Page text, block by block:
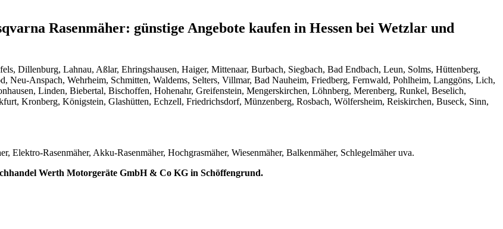
Rasenmäher: günstige Angebote kaufen in Hessen bei Wetzlar und
Dillenburg, Lahnau, Aßlar, Ehringshausen, Haiger, Mittenaar, Burbach, Siegbach, Bad Endbach, Leun, Solms, Hüttenberg,
Neu-Anspach, Wehrheim, Schmitten, Waldems, Selters, Villmar, Bad Nauheim, Friedberg, Fernwald, Pohlheim, Langgöns, Lich,
Linden, Biebertal, Bischoffen, Hohenahr, Greifenstein, Mengerskirchen, Löhnberg, Merenberg, Runkel, Beselich,
Kronberg, Königstein, Glashütten, Echzell, Friedrichsdorf, Münzenberg, Rosbach, Wölfersheim, Reiskirchen, Buseck, Sinn,
Elektro-Rasenmäher, Akku-Rasenmäher, Hochgrasmäher, Wiesenmäher, Balkenmäher, Schlegelmäher uva.
Werth Motorgeräte GmbH & Co KG in Schöffengrund.